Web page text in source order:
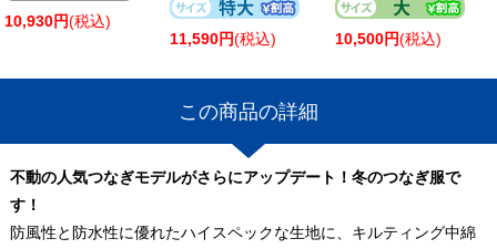
10,930円(税込)
11,590円(税込) 10,500円(税込)
この商品の詳細
不動の人気つなぎモデルがさらにアップデート！冬のつなぎ服で
す！
防風性と防水性に優れたハイスペックな生地に、キルティング中綿